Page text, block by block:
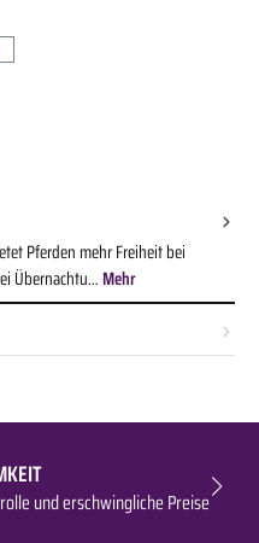
oder benutze die Schaltflächen um die
Pferden mehr Freiheit bei
Übernachtu…Mehr
und erschwingliche Preise